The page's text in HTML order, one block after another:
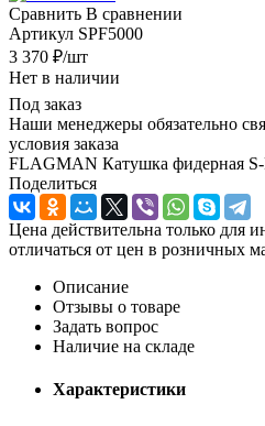
Сравнить В сравнении
Артикул SPF5000
3 370 ₽/шт
Нет в наличии
Под заказ
Наши менеджеры обязательно
условия заказа
FLAGMAN Катушка фидерная S-
Поделиться
Цена действительна только для
отличаться от цен в розничных
Описание
Отзывы о товаре
Задать вопрос
Наличие на складе
Характеристики